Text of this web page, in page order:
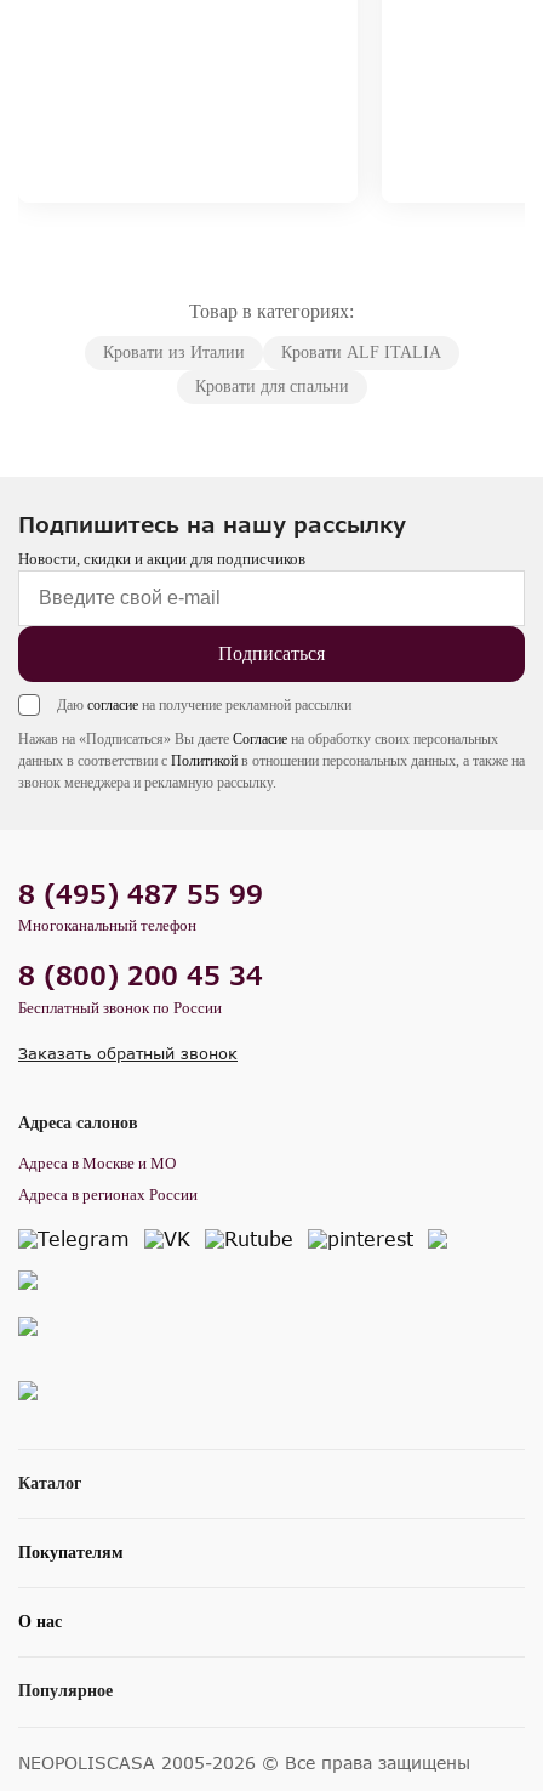
Товар в категориях:
Кровати из Италии
Кровати ALF ITALIA
Кровати для спальни
Подпишитесь на нашу рассылку
Новости, скидки и акции для подписчиков
Подписаться
Даю согласие на получение рекламной рассылки
Нажав на «Подписаться» Вы даете Согласие на обработку своих персональных
данных в соответствии с Политикой в отношении персональных данных, а также на
звонок менеджера и рекламную рассылку.
Каталог
Покупателям
О нас
Популярное
8 (495) 487 55 99
Многоканальный телефон
8 (800) 200 45 34
Бесплатный звонок по России
Заказать обратный звонок
Адреса салонов
Адреса в Москве и МО
Адреса в регионах России
NEOPOLISCASA 2005-2026 © Все права защищены